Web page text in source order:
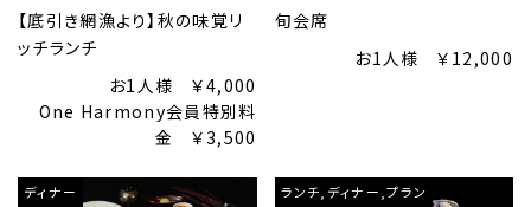
【底引き網漁より】秋の味覚リ
ッチランチ
お1人様 ￥4,000
One Harmony会員特別料
金 ￥3,500
旬会席
お1人様 ￥12,000
ディナー ランチ,ディナー,プラン